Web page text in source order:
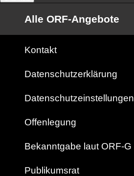
Alle ORF-Angebote
Kontakt
Datenschutzerklärung
Datenschutzeinstellungen
Offenlegung
Bekanntgabe laut ORF-G
Publikumsrat